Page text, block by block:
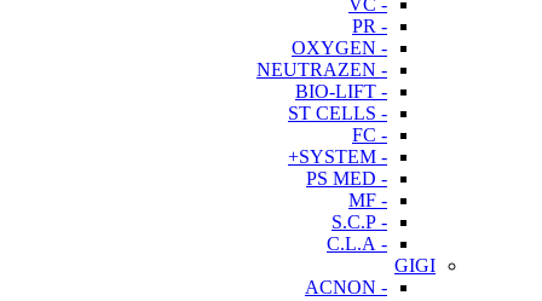
- VC
- PR
- OXYGEN
- NEUTRAZEN
- BIO-LIFT
- ST CELLS
- FC
- SYSTEM+
- PS MED
- MF
- S.C.P
- C.L.A
GIGI
- ACNON